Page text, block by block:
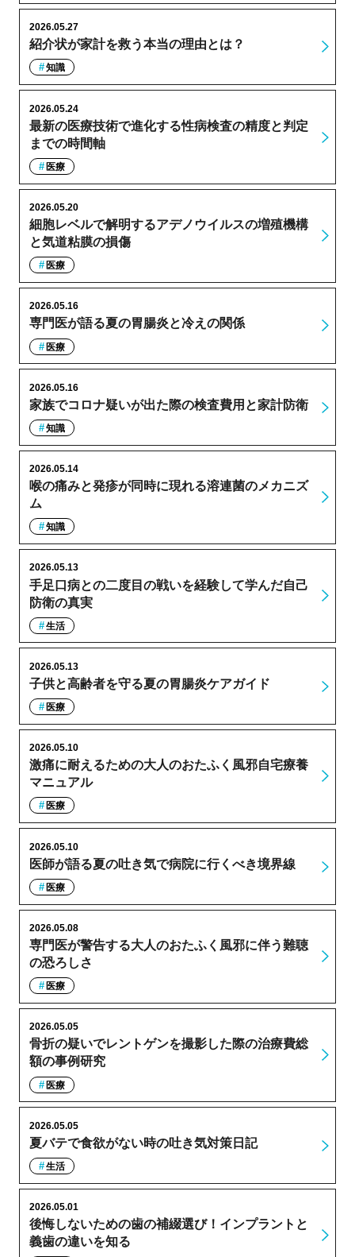
紹介状が家計を救う本当の理由とは？
2026.05.27
知識
最新の医療技術で進化する性病検査の精度と判定
までの時間軸
2026.05.24
医療
細胞レベルで解明するアデノウイルスの増殖機構
と気道粘膜の損傷
2026.05.20
医療
専門医が語る夏の胃腸炎と冷えの関係
2026.05.16
医療
家族でコロナ疑いが出た際の検査費用と家計防衛
2026.05.16
知識
喉の痛みと発疹が同時に現れる溶連菌のメカニズ
ム
2026.05.14
知識
手足口病との二度目の戦いを経験して学んだ自己
防衛の真実
2026.05.13
生活
子供と高齢者を守る夏の胃腸炎ケアガイド
2026.05.13
医療
激痛に耐えるための大人のおたふく風邪自宅療養
マニュアル
2026.05.10
医療
医師が語る夏の吐き気で病院に行くべき境界線
2026.05.10
医療
専門医が警告する大人のおたふく風邪に伴う難聴
の恐ろしさ
2026.05.08
医療
骨折の疑いでレントゲンを撮影した際の治療費総
額の事例研究
2026.05.05
医療
夏バテで食欲がない時の吐き気対策日記
2026.05.05
生活
後悔しないための歯の補綴選び！インプラントと
義歯の違いを知る
2026.05.01